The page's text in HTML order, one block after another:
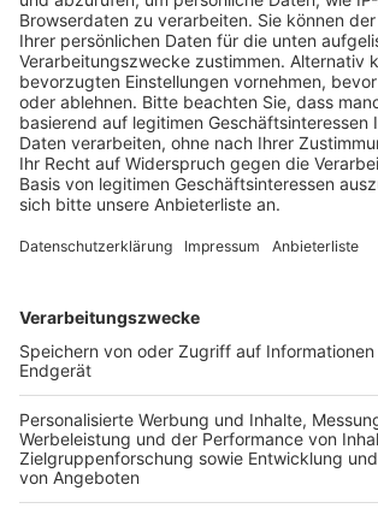
Megawatt-Blöcken E und F am
Niederaußem und im Block C in
aktuell technische
auf längere Einsätze vorzubereiten.
Veröffentlicht:Montag, 26.09.2022 09:52
Anzeige
Sicherheitsbereitschaft nur für einen
vorgehalten. Ab Oktober sollen die
dann bei einem Gasmangel durch eine
können. Dabei ist vor allem das Thema
RWE eine Herausforderung, heißt es
Unternehmenssprecher. Weil mehrere